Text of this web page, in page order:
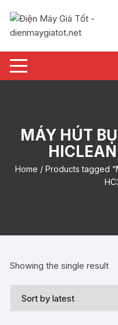
nội
MÁY HÚT
Home / Products tagged
Showing the single result